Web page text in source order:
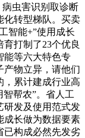
虫害识别取诊断
化转型梯队。买卖
智能+”使用成长
打制了23个优良
能等六大特色专
产物立异，请他们
，累计建成行业高
智帮农”。省人工
研发及使用范式发
成长做为数据要素
已构成必然先发劣